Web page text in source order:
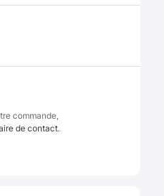
commande,
de contact.